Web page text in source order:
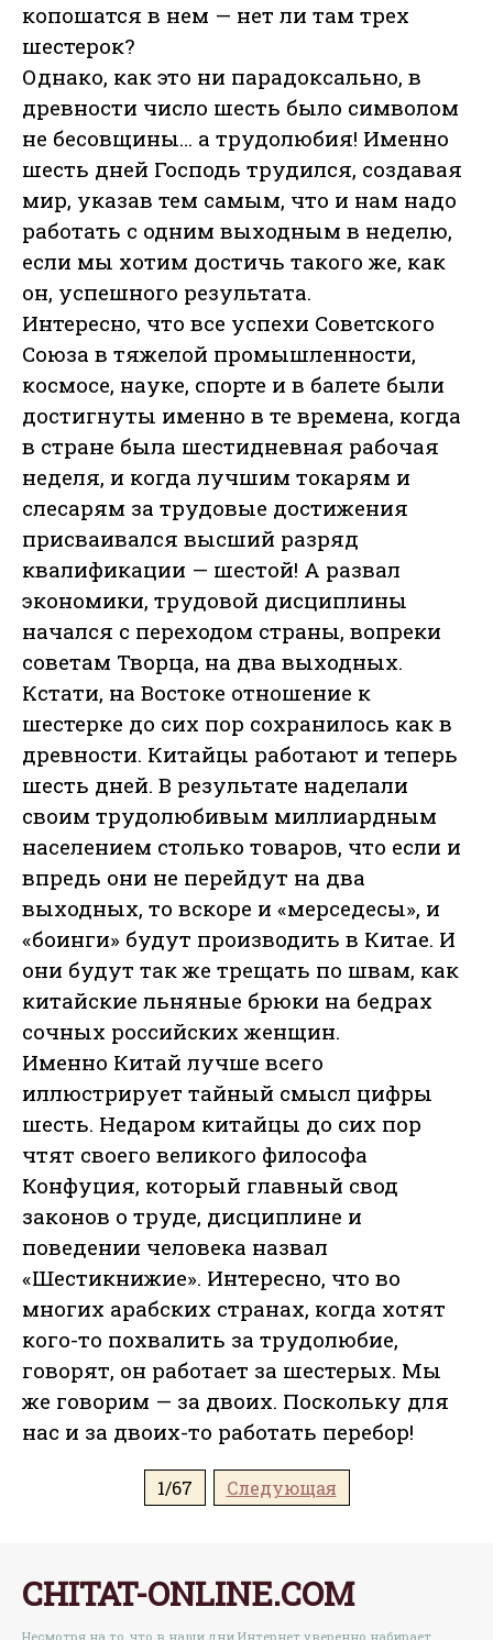
копошатся в нем — нет ли там трех
шестерок?
Однако, как это ни парадоксально, в
древности число шесть было символом
не бесовщины… а трудолюбия! Именно
шесть дней Господь трудился, создавая
мир, указав тем самым, что и нам надо
работать с одним выходным в неделю,
если мы хотим достичь такого же, как
он, успешного результата.
Интересно, что все успехи Советского
Союза в тяжелой промышленности,
космосе, науке, спорте и в балете были
достигнуты именно в те времена, когда
в стране была шестидневная рабочая
неделя, и когда лучшим токарям и
слесарям за трудовые достижения
присваивался высший разряд
квалификации — шестой! А развал
экономики, трудовой дисциплины
начался с переходом страны, вопреки
советам Творца, на два выходных.
Кстати, на Востоке отношение к
шестерке до сих пор сохранилось как в
древности. Китайцы работают и теперь
шесть дней. В результате наделали
своим трудолюбивым миллиардным
населением столько товаров, что если и
впредь они не перейдут на два
выходных, то вскоре и «мерседесы», и
«боинги» будут производить в Китае. И
они будут так же трещать по швам, как
китайские льняные брюки на бедрах
сочных российских женщин.
Именно Китай лучше всего
иллюстрирует тайный смысл цифры
шесть. Недаром китайцы до сих пор
чтят своего великого философа
Конфуция, который главный свод
законов о труде, дисциплине и
поведении человека назвал
«Шестикнижие». Интересно, что во
многих арабских странах, когда хотят
кого-то похвалить за трудолюбие,
говорят, он работает за шестерых. Мы
же говорим — за двоих. Поскольку для
нас и за двоих-то работать перебор!
1/67 Следующая
CHITAT-ONLINE.COM
Несмотря на то, что в наши дни Интернет уверенно набирает